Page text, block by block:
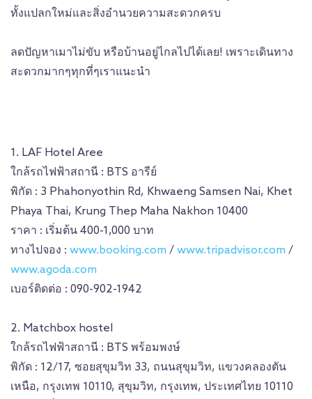
ทั้งแปลกใหม่และสิ่งอำนวยความสะดวกครบ
ลดปัญหาเมาไม่ขับ หรือบ้านอยู่ไกลไปได้เลย! เพราะเดินทาง
สะดวกมากๆทุกที่ๆเราแนะนำ
1. LAF Hotel Aree
ใกล้รถไฟฟ้าสถานี : BTS อารีย์
พิกัด : 3 Phahonyothin Rd, Khwaeng Samsen Nai, Khet
Phaya Thai, Krung Thep Maha Nakhon 10400
ราคา : เริ่มต้น 400-1,000 บาท
ทางไปจอง : www.booking.com / www.tripadvisor.com /
www.agoda.com
เบอร์ติดต่อ : 090-902-1942
2. Matchbox hostel
ใกล้รถไฟฟ้าสถานี : BTS พร้อมพงษ์
พิกัด : 12/17, ซอยสุขุมวิท 33, ถนนสุขุมวิท, แขวงคลองตัน
เหนือ, กรุงเทพ 10110, สุขุมวิท, กรุงเทพ, ประเทศไทย 10110